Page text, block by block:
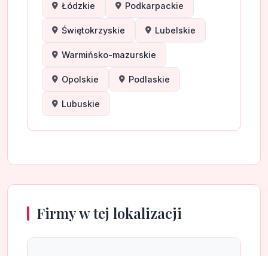
Łódzkie Podkarpackie
Świętokrzyskie Lubelskie
Warmińsko-mazurskie
Opolskie Podlaskie
Lubuskie
Firmy w tej lokalizacji